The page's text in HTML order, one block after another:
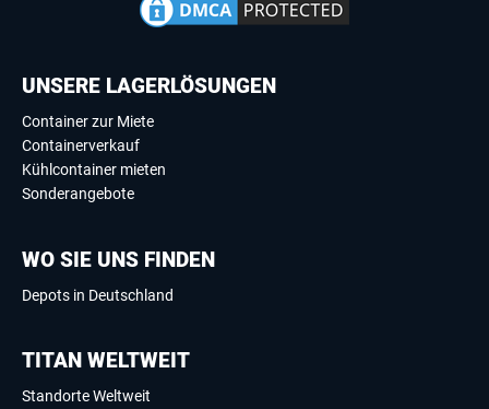
UNSERE LAGERLÖSUNGEN
Container zur Miete
Containerverkauf
Kühlcontainer mieten
Sonderangebote
WO SIE UNS FINDEN
Depots in Deutschland
TITAN WELTWEIT
Standorte Weltweit